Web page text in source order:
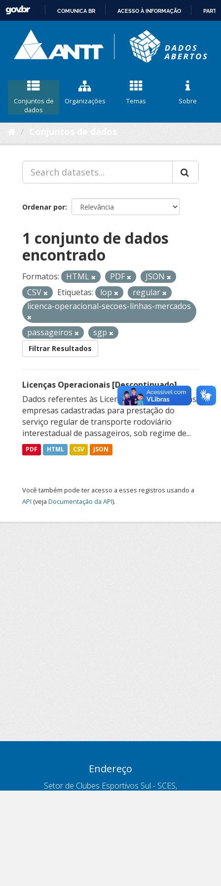
CONTEÚDO
COMUNICA BR ACESSO À INFORMAÇÃO
Conjuntos de
dados
Organizações Temas Sobre
Ordenar por
1 conjunto de dados
encontrado
Formatos: HTML PDF
JSON
CSV
Etiquetas: lop
regular
licenca-operacional-secoes-linhas-mercados
passageiros sgp
Filtrar Resultados
Licenças Operacionais [Descontinuado]
Dados referentes às Licenças Operacionais das
empresas cadastradas para prestação do
serviço regular de transporte rodoviário
interestadual de passageiros, sob regime de...
PDF HTML CSV JSON
Você também pode ter acesso a esses registros usando a
API (veja Documentação da API).
Endereço
Setor de Clubes Esportivos Sul - SCES,